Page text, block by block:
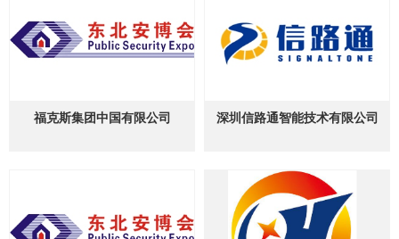
福克斯集团中国有限公司 深圳信路通智能技术有限公司